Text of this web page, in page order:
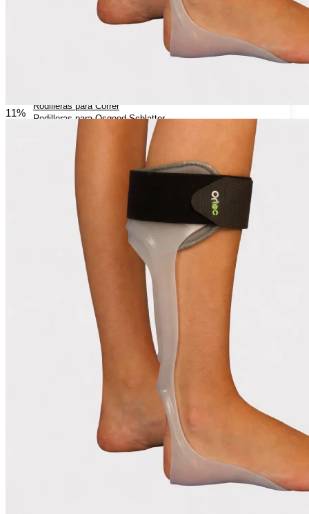
Rodilleras Articuladas
Rodilleras con flejes laterales
Rodilleras para Correr
Rodilleras para Osgood-Schlatter
Rodilleras para Inestabilidad de Rodilla
Rodilleras para Ligamentos Laterales
Rodilleras para Luxación de Rodilla
Rodilleras para Traumatismos
Rodilleras Post Operatorias
Botas Ortopédicas
Botas para Fascitis Plantar
Botas para Fractura de Quinto Metatarsiano
Tobilleras Ortopédicas
Tobilleras con Refuerzos Laterales
Tobilleras Deportivas
Tobilleras Estabilizadoras
Tobilleras para Esguinces
Tobilleras para Fracturas
Tobilleras para Tendinitis
11%